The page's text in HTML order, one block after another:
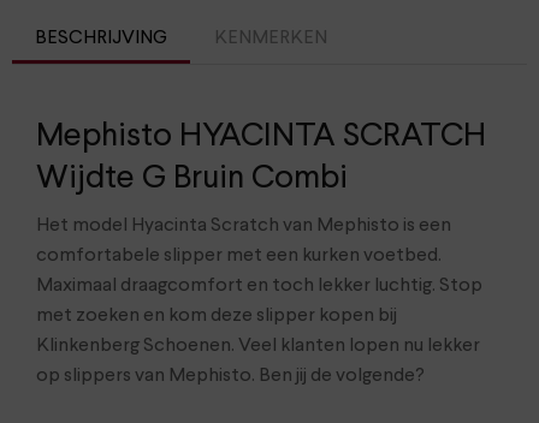
BESCHRIJVING KENMERKEN
Mephisto HYACINTA SCRATCH
Wijdte G Bruin Combi
Het model Hyacinta Scratch van Mephisto is een
comfortabele slipper met een kurken voetbed.
Maximaal draagcomfort en toch lekker luchtig. Stop
met zoeken en kom deze slipper kopen bij
Klinkenberg Schoenen. Veel klanten lopen nu lekker
op slippers van Mephisto. Ben jij de volgende?